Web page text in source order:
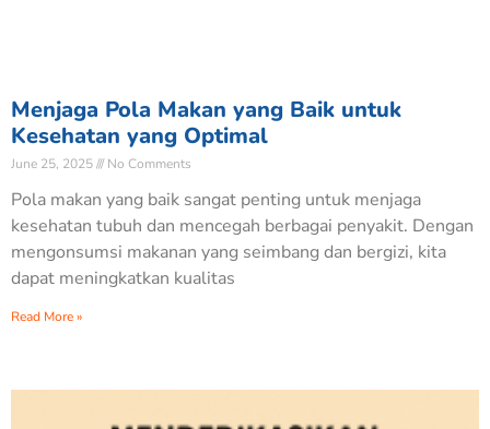
Menjaga Pola Makan yang Baik untuk
Kesehatan yang Optimal
June 25, 2025 No Comments
Pola makan yang baik sangat penting untuk menjaga
kesehatan tubuh dan mencegah berbagai penyakit. Dengan
mengonsumsi makanan yang seimbang dan bergizi, kita
dapat meningkatkan kualitas
Read More »